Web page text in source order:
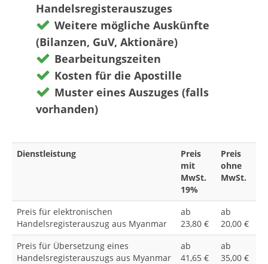
Handelsregisterauszuges
Weitere mögliche Auskünfte
(Bilanzen, GuV, Aktionäre)
Bearbeitungszeiten
Kosten für die Apostille
Muster eines Auszuges (falls
vorhanden)
Dienstleistung
Preis
mit
MwSt.
19%
Preis
ohne
MwSt.
Preis für elektronischen
Handelsregisterauszug aus Myanmar
ab
23,80 €
ab
20,00 €
Preis für Übersetzung eines
Handelsregisterauszugs aus Myanmar
ab
41,65 €
ab
35,00 €